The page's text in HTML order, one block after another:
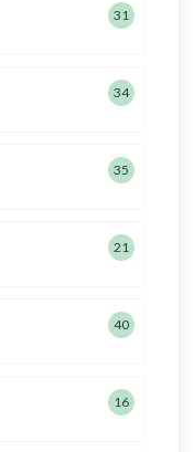
31
34
35
21
40
16